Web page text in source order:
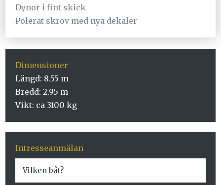
Dynor i fint skick
Polerat skrov med nya dekaler
Dimensioner
Längd: 8.55 m
Bredd: 2.95 m
Vikt: ca 3100 kg
Intresseanmälan